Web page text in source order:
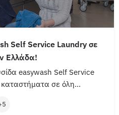
Self Service Laundry σε
Ελλάδα!
easywash Self Service
καταστήματα σε όλη…